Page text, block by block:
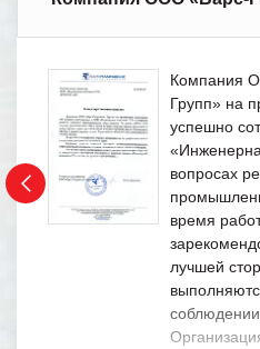
Компания
Групп» на
успешно
вопросах
время
лучшей
соблюдении